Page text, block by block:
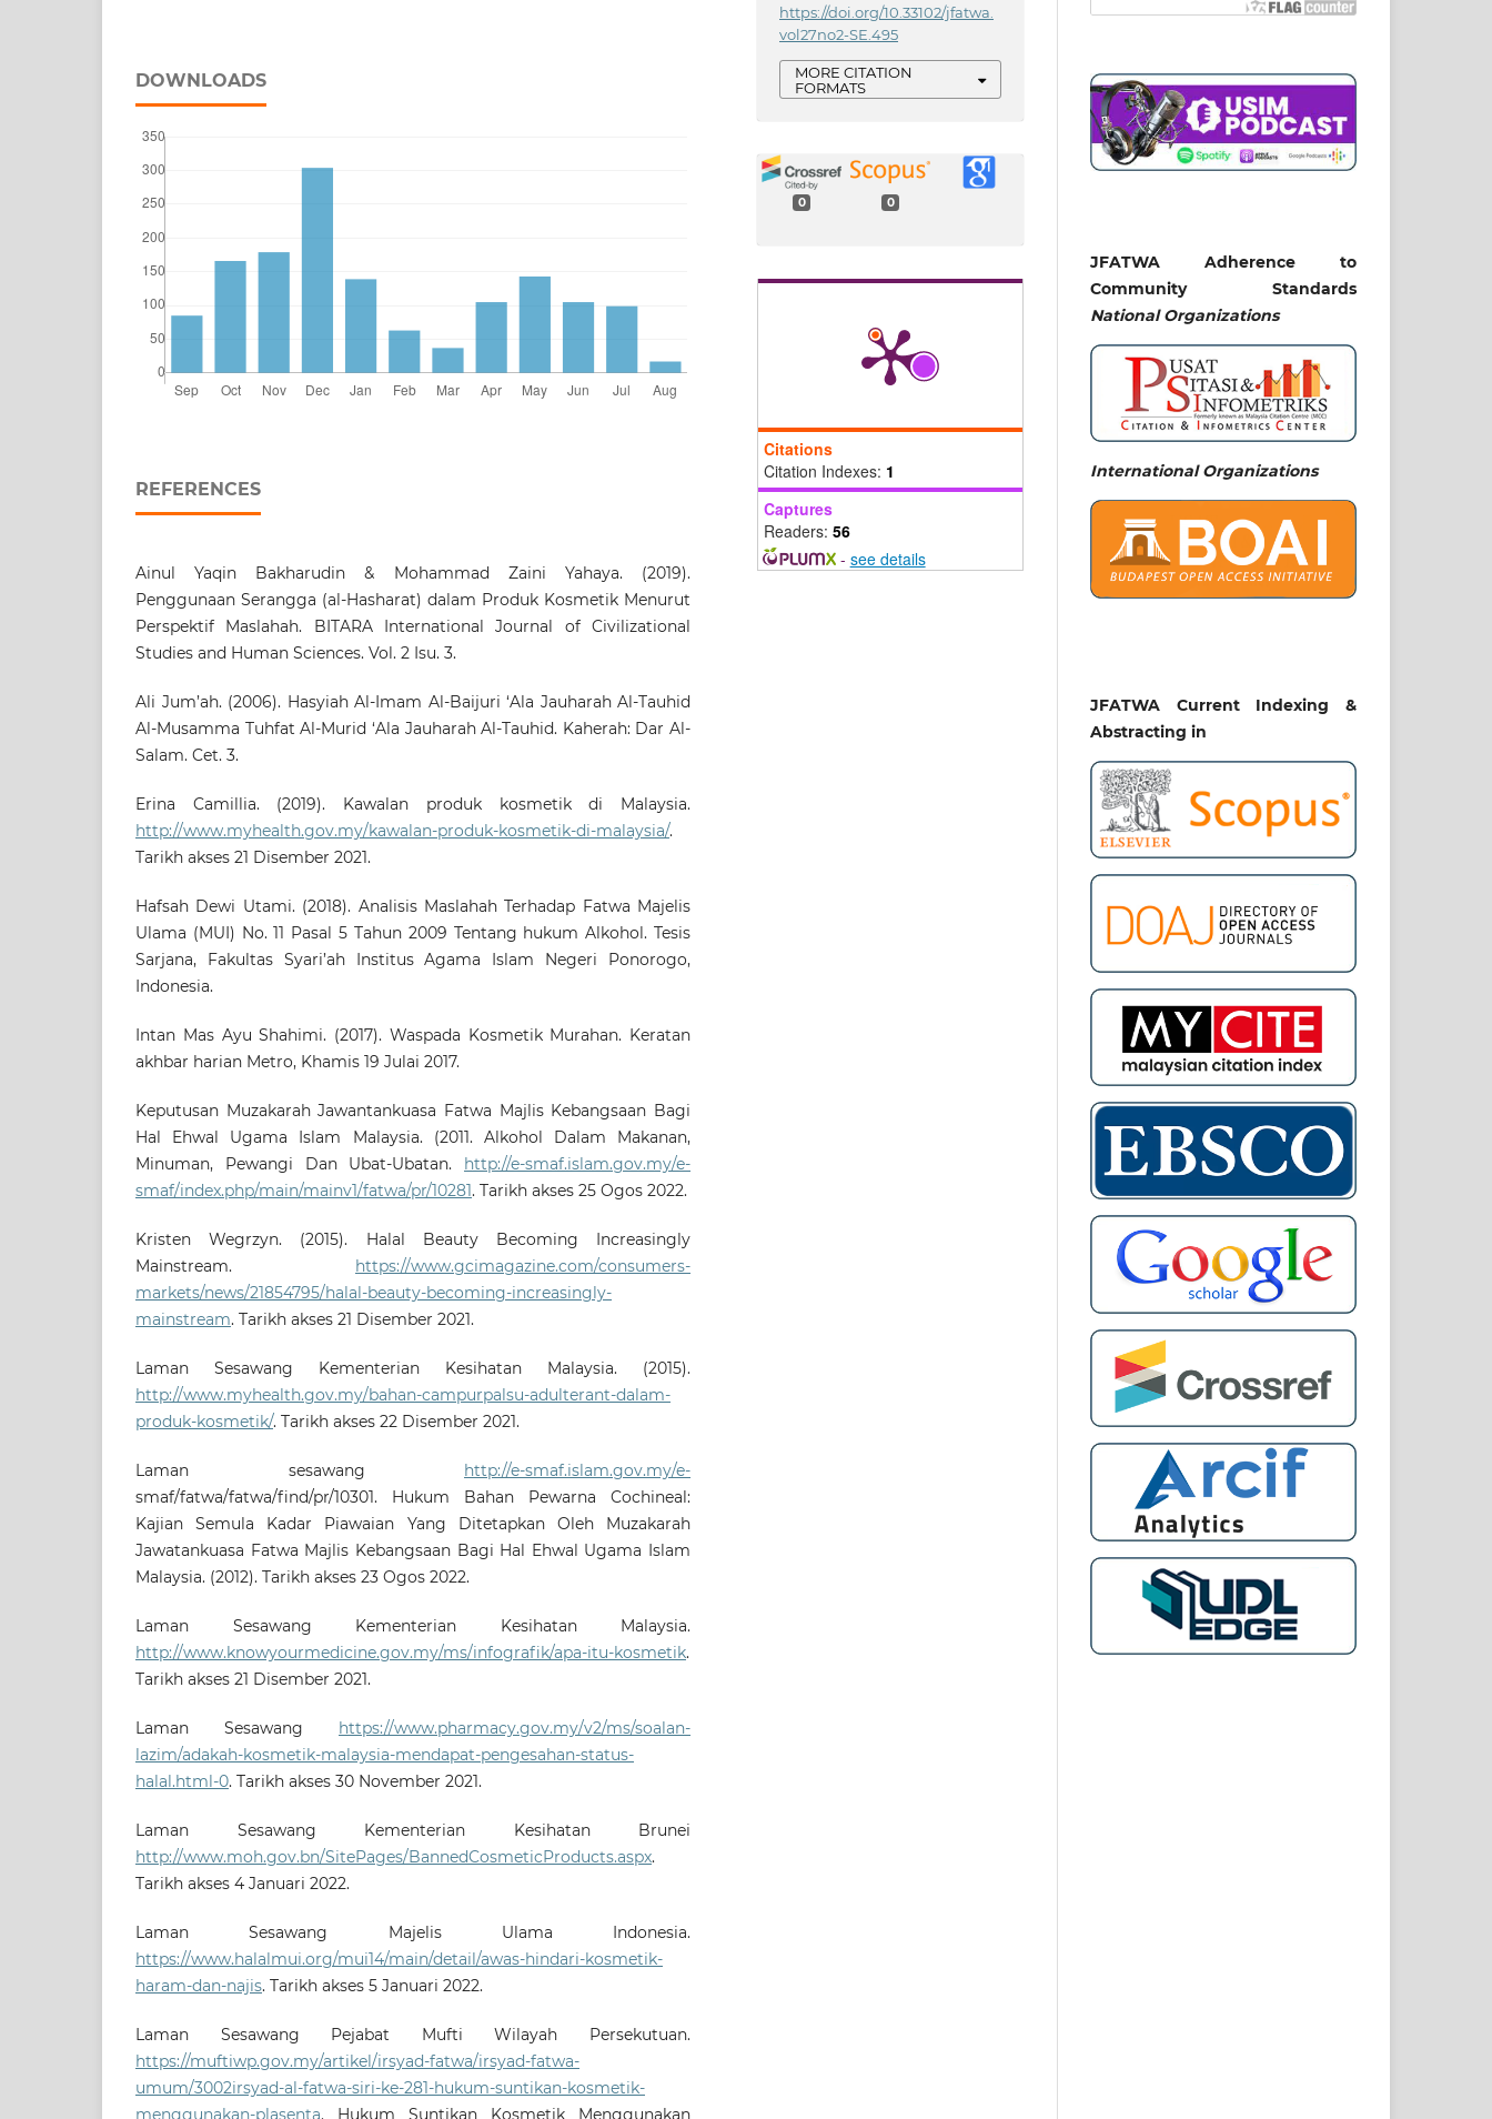
DOWNLOADS
REFERENCES
Ainul Yaqin Bakharudin & Mohammad Zaini Yahaya. (2019).
Penggunaan Serangga (al-Hasharat) dalam Produk Kosmetik Menurut
Perspektif Maslahah. BITARA International Journal of Civilizational
Studies and Human Sciences. Vol. 2 Isu. 3.
Ali Jum’ah. (2006). Hasyiah Al-Imam Al-Baijuri ‘Ala Jauharah Al-Tauhid
Al-Musamma Tuhfat Al-Murid ‘Ala Jauharah Al-Tauhid. Kaherah: Dar Al-
Salam. Cet. 3.
Erina Camillia. (2019). Kawalan produk kosmetik di Malaysia.
http://www.myhealth.gov.my/kawalan-produk-kosmetik-di-malaysia/.
Tarikh akses 21 Disember 2021.
Hafsah Dewi Utami. (2018). Analisis Maslahah Terhadap Fatwa Majelis
Ulama (MUI) No. 11 Pasal 5 Tahun 2009 Tentang hukum Alkohol. Tesis
Sarjana, Fakultas Syari’ah Institus Agama Islam Negeri Ponorogo,
Indonesia.
Intan Mas Ayu Shahimi. (2017). Waspada Kosmetik Murahan. Keratan
akhbar harian Metro, Khamis 19 Julai 2017.
Keputusan Muzakarah Jawantankuasa Fatwa Majlis Kebangsaan Bagi
Hal Ehwal Ugama Islam Malaysia. (2011. Alkohol Dalam Makanan,
Minuman, Pewangi Dan Ubat-Ubatan. http://e-smaf.islam.gov.my/e-
smaf/index.php/main/mainv1/fatwa/pr/10281. Tarikh akses 25 Ogos 2022.
Kristen Wegrzyn. (2015). Halal Beauty Becoming Increasingly
Mainstream. https://www.gcimagazine.com/consumers-
markets/news/21854795/halal-beauty-becoming-increasingly-
mainstream. Tarikh akses 21 Disember 2021.
Laman Sesawang Kementerian Kesihatan Malaysia. (2015).
http://www.myhealth.gov.my/bahan-campurpalsu-adulterant-dalam-
produk-kosmetik/. Tarikh akses 22 Disember 2021.
Laman sesawang http://e-smaf.islam.gov.my/e-
smaf/fatwa/fatwa/find/pr/10301. Hukum Bahan Pewarna Cochineal:
Kajian Semula Kadar Piawaian Yang Ditetapkan Oleh Muzakarah
Jawatankuasa Fatwa Majlis Kebangsaan Bagi Hal Ehwal Ugama Islam
Malaysia. (2012). Tarikh akses 23 Ogos 2022.
Laman Sesawang Kementerian Kesihatan Malaysia.
http://www.knowyourmedicine.gov.my/ms/infografik/apa-itu-kosmetik.
Tarikh akses 21 Disember 2021.
Laman Sesawang https://www.pharmacy.gov.my/v2/ms/soalan-
lazim/adakah-kosmetik-malaysia-mendapat-pengesahan-status-
halal.html-0. Tarikh akses 30 November 2021.
Laman Sesawang Kementerian Kesihatan Brunei
http://www.moh.gov.bn/SitePages/BannedCosmeticProducts.aspx.
Tarikh akses 4 Januari 2022.
Laman Sesawang Majelis Ulama Indonesia.
https://www.halalmui.org/mui14/main/detail/awas-hindari-kosmetik-
haram-dan-najis. Tarikh akses 5 Januari 2022.
Laman Sesawang Pejabat Mufti Wilayah Persekutuan.
https://muftiwp.gov.my/artikel/irsyad-fatwa/irsyad-fatwa-
umum/3002irsyad-al-fatwa-siri-ke-281-hukum-suntikan-kosmetik-
menggunakan-plasenta. Hukum Suntikan Kosmetik Menggunakan
https://doi.org/10.33102/jfatwa.
vol27no2-SE.495
MORE CITATION
FORMATS
0 0
Citations
Citation Indexes: 1
Captures
Readers: 56
- see details
JFATWA Adherence to
Community Standards
National Organizations
International Organizations
JFATWA Current Indexing &
Abstracting in